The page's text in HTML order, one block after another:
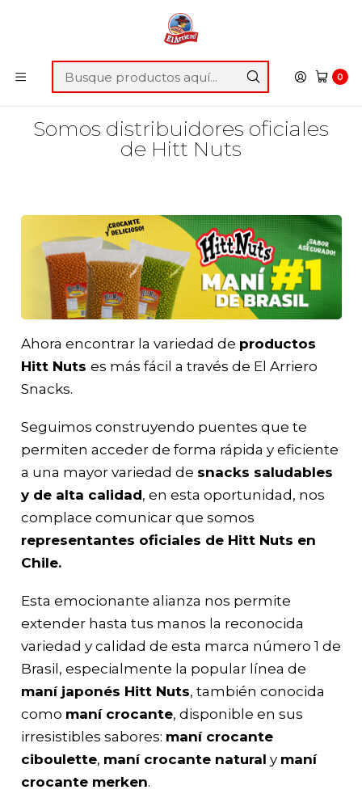
0
Y OBTEN UN 25% DE DESCUENTO EN
Inicio
Blog
Somos distribuidores oficiales de Hitt Nuts
Somos distribuidores oficiales
de Hitt Nuts
Ahora encontrar la variedad de productos
Hitt Nuts es más fácil a través de El Arriero
Snacks.
Seguimos construyendo puentes que te
permiten acceder de forma rápida y eficiente
a una mayor variedad de snacks saludables
y de alta calidad, en esta oportunidad, nos
complace comunicar que somos
representantes oficiales de Hitt Nuts en
Chile.
Esta emocionante alianza nos permite
extender hasta tus manos la reconocida
variedad y calidad de esta marca número 1 de
Brasil, especialmente la popular línea de
maní japonés Hitt Nuts, también conocida
como maní crocante, disponible en sus
irresistibles sabores: maní crocante
ciboulette, maní crocante natural y maní
crocante merken.